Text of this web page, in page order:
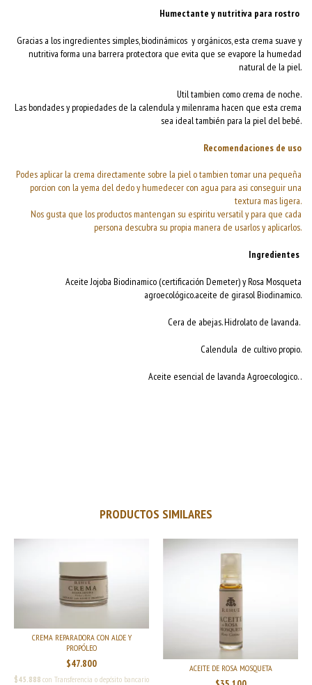
Humectante y nutritiva para rostro
Gracias a los ingredientes simples, biodinámicos y orgánicos, esta crema suave y
nutritiva forma una barrera protectora que evita que se evapore la humedad
natural de la piel.
Util tambien como crema de noche.
Las bondades y propiedades de la calendula y milenrama hacen que esta crema
sea ideal también para la piel del bebé.
Recomendaciones de uso
Podes aplicar la crema directamente sobre la piel o tambien tomar una pequeña
porcion con la yema del dedo y humedecer con agua para asi conseguir una
textura mas ligera.
Nos gusta que los productos mantengan su espiritu versatil y para que cada
persona descubra su propia manera de usarlos y aplicarlos.
Ingredientes
Aceite Jojoba Biodinamico (certificación Demeter) y Rosa Mosqueta
agroecológico.aceite de girasol Biodinamico.
Cera de abejas. Hidrolato de lavanda.
Calendula de cultivo propio.
Aceite esencial de lavanda Agroecologico. .
PRODUCTOS SIMILARES
CREMA REPARADORA CON ALOE Y
PROPÓLEO
$47.800
$45.888 con Transferencia o depósito bancario
ACEITE DE ROSA MOSQUETA